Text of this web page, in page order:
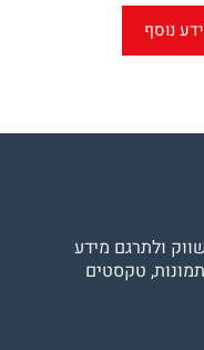
נוסף
ולתרגם מידע
טקסטים